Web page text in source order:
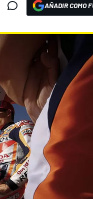
AÑADIR COMO